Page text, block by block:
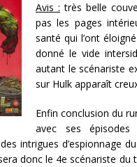
Avis : très belle
pas les pages
santé qui l’ont
donné le vide
autant le scénariste
sur Hulk apparaît
Enfin conclusion du
avec ses
intrigues d’espionnage
donc le 4e scénariste du